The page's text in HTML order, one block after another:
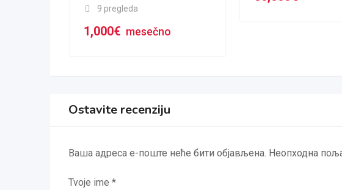
9 pregleda
1,000€ mesečno
Ostavite recenziju
Ваша адреса е-поште неће бити објављена. Неопходна
Tvoje ime *